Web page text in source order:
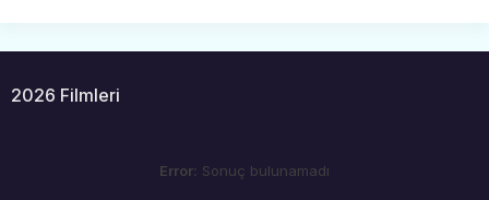
2026 Filmleri
Error: Sonuç bulunamadı